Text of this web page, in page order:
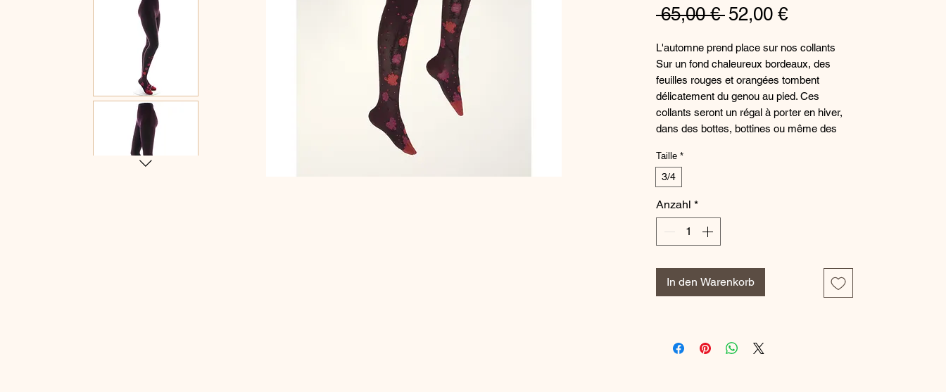
65,00 € Standardpreis
52,00 €Sale-
L'automne prend place sur nos collants
Sur un fond chaleureux bordeaux, des
feuilles rouges et orangées tombent
délicatement du genou au pied. Ces
collants seront un régal à porter en hiver,
dans des bottes, bottines ou même des
Un savoir-faire 100% français
sont tricotés sur nos métiers à tricoter les
chaussettes. Le tricotage de la maille en
glisser. La couture en pointe de pied est
remaillée le plus finement possible, ce qui
sur ces zones soumises au frottement
Taille *
3/4
Anzahl *
In den Warenkorb